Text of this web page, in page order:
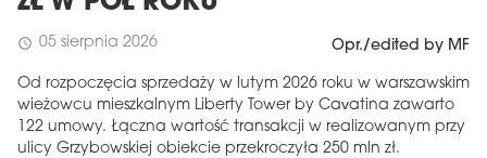
schedule 05 sierpnia 2026 Opr./edited by MF
Od rozpoczęcia sprzedaży w lutym 2026 roku w warszawskim
wieżowcu mieszkalnym Liberty Tower by Cavatina zawarto
122 umowy. Łączna wartość transakcji w realizowanym przy
ulicy Grzybowskiej obiekcie przekroczyła 250 mln zł.